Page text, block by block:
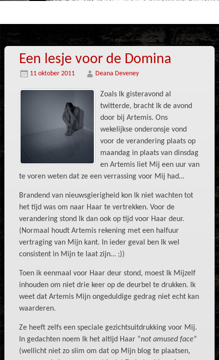
Een lesje voor de Domina
11 oktober 2011 Deana Deveney
Zoals Ik gisteravond al
twitterde, bracht Ik de avond
door bij Artemis. Ons
wekelijkse onderonsje vond
voor de verandering plaats op
maandag in plaats van dinsdag
en Artemis liet Mij een uur van
te voren weten dat ze een verrassing voor Mij had…
Brandend van nieuwsgierigheid kon Ik niet wachten tot
het tijd was om naar Haar te vertrekken. Voor de
verandering stond Ik dan ook op tijd voor Haar deur.
(Normaal houdt Artemis rekening met een halfuur
vertraging van Mijn kant. In ieder geval ben Ik wel
consistent in Mijn te laat zijn… ;))
Toen ik eenmaal voor Haar deur stond, moest Ik Mijzelf
inhouden om niet drie keer op de deurbel te drukken. Ik
weet dat Artemis Mijn ongeduldige gedrag niet echt kan
waarderen.
Ze heeft zelfs een speciale gezichtsuitdrukking voor Mij.
In gedachten noem Ik het altijd Haar “not amused face”
(wellicht niet zo slim om dat op Mijn blog teplaatsen,